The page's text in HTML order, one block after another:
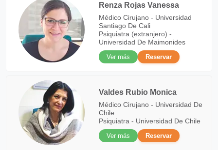
Renza Rojas Vanessa
Médico Cirujano - Universidad
Santiago De Cali
Psiquiatra (extranjero) -
Universidad De Maimonides
Ver más
Reservar
Valdes Rubio Monica
Médico Cirujano - Universidad De
Chile
Psiquiatra - Universidad De Chile
Ver más
Reservar